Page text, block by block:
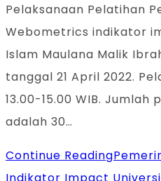
Pelaksanaan Pelatihan
Webometrics indikator
Islam Maulana Malik
tanggal 21 April 2022.
13.00-15.00 WIB.
adalah 30…
Continue Reading
Indikator Impact